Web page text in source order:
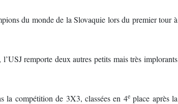
du monde de la Slovaquie lors du premier tour à
remporte deux autres petits mais très implorants
la compétition de 3X3, classées en 4eplace après la